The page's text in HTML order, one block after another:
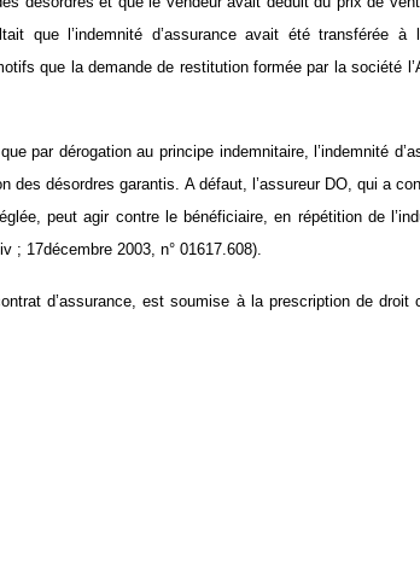
que l’indemnité d’assurance avait été transférée à
que la demande de restitution formée par la société
par dérogation au principe indemnitaire, l’indemnité
des désordres garantis. A défaut, l’assureur DO, qui a
peut agir contre le bénéficiaire, en répétition de
; 17décembre 2003, n° 01617.608).
d’assurance, est soumise à la prescription de